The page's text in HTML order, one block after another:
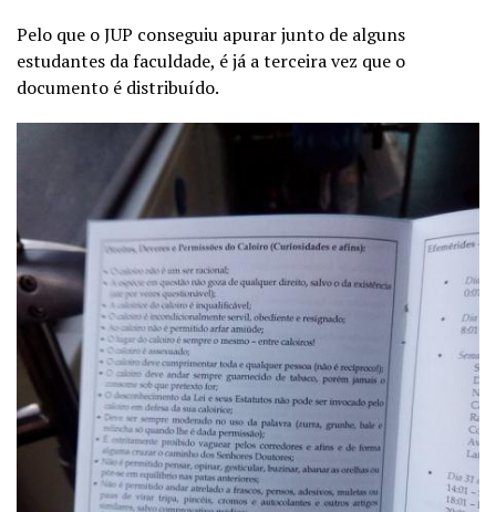
Pelo que o JUP conseguiu apurar junto de alguns
estudantes da faculdade, é já a terceira vez que o
documento é distribuído.